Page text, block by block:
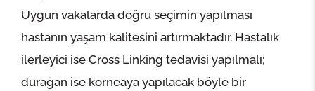
Uygun vakalarda doğru seçimin yapılması
hastanın yaşam kalitesini artırmaktadır. Hastalık
ilerleyici ise Cross Linking tedavisi yapılmalı;
durağan ise korneaya yapılacak böyle bir